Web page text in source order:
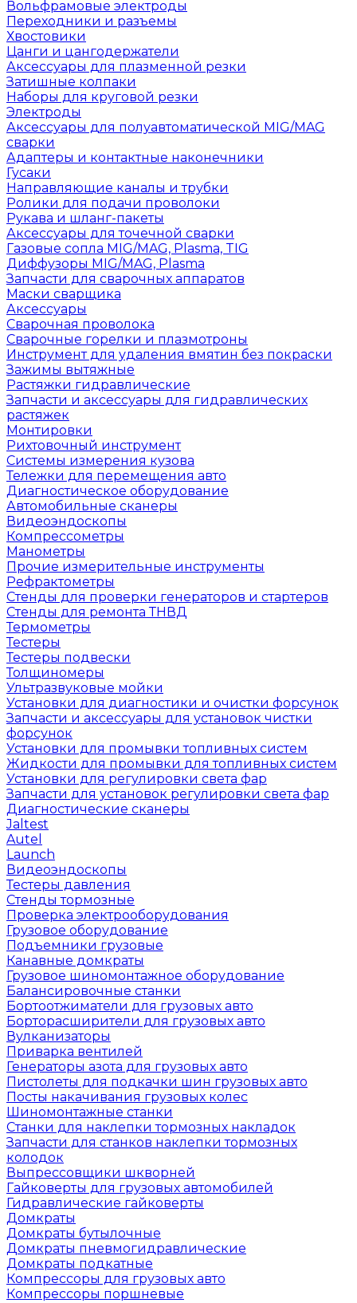
Вольфрамовые электроды
Переходники и разъемы
Хвостовики
Цанги и цангодержатели
Аксессуары для плазменной резки
Затишные колпаки
Наборы для круговой резки
Электроды
Аксессуары для полуавтоматической MIG/MAG
сварки
Адаптеры и контактные наконечники
Гусаки
Направляющие каналы и трубки
Ролики для подачи проволоки
Рукава и шланг-пакеты
Аксессуары для точечной сварки
Газовые сопла MIG/MAG, Plasma, TIG
Диффузоры MIG/MAG, Plasma
Запчасти для сварочных аппаратов
Маски сварщика
Аксессуары
Сварочная проволока
Сварочные горелки и плазмотроны
Инструмент для удаления вмятин без покраски
Зажимы вытяжные
Растяжки гидравлические
Запчасти и аксессуары для гидравлических
растяжек
Монтировки
Рихтовочный инструмент
Системы измерения кузова
Тележки для перемещения авто
Диагностическое оборудование
Автомобильные сканеры
Видеоэндоскопы
Компрессометры
Манометры
Прочие измерительные инструменты
Рефрактометры
Стенды для проверки генераторов и стартеров
Стенды для ремонта ТНВД
Термометры
Тестеры
Тестеры подвески
Толщиномеры
Ультразвуковые мойки
Установки для диагностики и очистки форсунок
Запчасти и аксессуары для установок чистки
форсунок
Установки для промывки топливных систем
Жидкости для промывки для топливных систем
Установки для регулировки света фар
Запчасти для установок регулировки света фар
Диагностические сканеры
Jaltest
Autel
Launch
Видеоэндоскопы
Тестеры давления
Стенды тормозные
Проверка электрооборудования
Грузовое оборудование
Подъемники грузовые
Канавные домкраты
Грузовое шиномонтажное оборудование
Балансировочные станки
Бортоотжиматели для грузовых авто
Борторасширители для грузовых авто
Вулканизаторы
Приварка вентилей
Генераторы азота для грузовых авто
Пистолеты для подкачки шин грузовых авто
Посты накачивания грузовых колес
Шиномонтажные станки
Станки для наклепки тормозных накладок
Запчасти для станков наклепки тормозных
колодок
Выпрессовщики шкворней
Гайковерты для грузовых автомобилей
Гидравлические гайковерты
Домкраты
Домкраты бутылочные
Домкраты пневмогидравлические
Домкраты подкатные
Компрессоры для грузовых авто
Компрессоры поршневые